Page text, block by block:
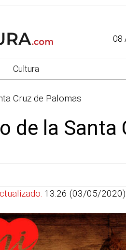
08
Cultura
Cruz de Palomas
de la Santa
13:26 (03/05/2020)